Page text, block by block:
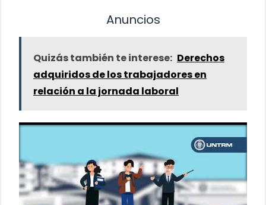
Anuncios
Quizás también te interese: Derechos
adquiridos de los trabajadores en
relación a la jornada laboral